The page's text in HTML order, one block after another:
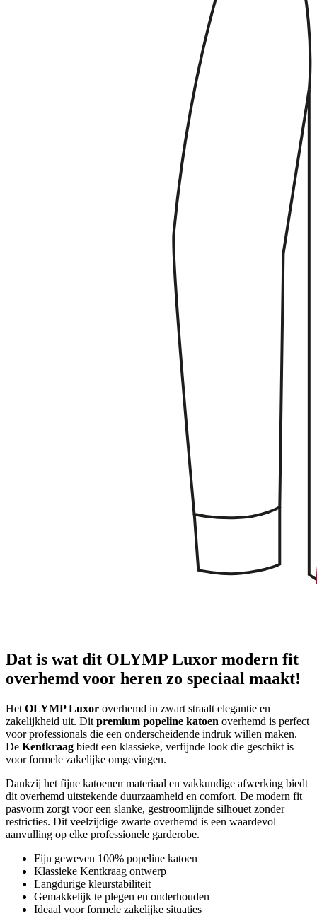
Dat is wat dit OLYMP Luxor modern fit
overhemd voor heren zo speciaal maakt!
Het OLYMP Luxor overhemd in zwart straalt elegantie en
zakelijkheid uit. Dit premium popeline katoen overhemd is perfect
voor professionals die een onderscheidende indruk willen maken.
De Kentkraag biedt een klassieke, verfijnde look die geschikt is
voor formele zakelijke omgevingen.
Dankzij het fijne katoenen materiaal en vakkundige afwerking biedt
dit overhemd uitstekende duurzaamheid en comfort. De modern fit
pasvorm zorgt voor een slanke, gestroomlijnde silhouet zonder
restricties. Dit veelzijdige zwarte overhemd is een waardevol
aanvulling op elke professionele garderobe.
Fijn geweven 100% popeline katoen
Klassieke Kentkraag ontwerp
Langdurige kleurstabiliteit
Gemakkelijk te plegen en onderhouden
Ideaal voor formele zakelijke situaties